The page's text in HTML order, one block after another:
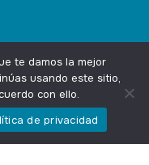
Ingenium.Marketing
te damos la mejor
usando este sitio,
con ello.
de privacidad